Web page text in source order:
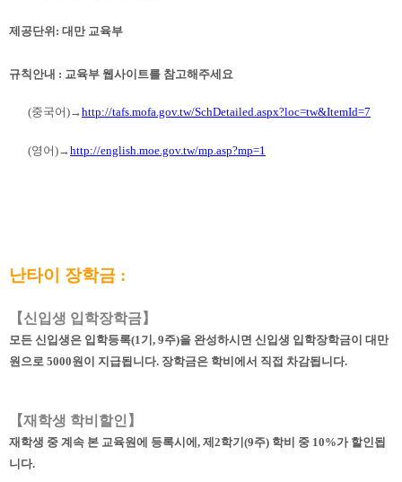
제공단위: 대만 교육부
규칙안내 : 교육부 웹사이트를 참고해주세요
(중국어)→http://tafs.mofa.gov.tw/SchDetailed.aspx?loc=tw&ItemId=7
(영어)→http://english.moe.gov.tw/mp.asp?mp=1
난타이 장학금 :
【신입생 입학장학금】
모든 신입생은 입학등록(1 기, 9주)을 완성하시면 신입생 입학장학금이 대만
원으로 5000원이 지급됩니다. 장학금은 학비에서 직접 차감됩니다.
【재학생 학비할인 】
재학생 중 계속 본 교육원에 등록시에 , 제 2학기 (9주) 학비 중 10%가 할인됩
니다.